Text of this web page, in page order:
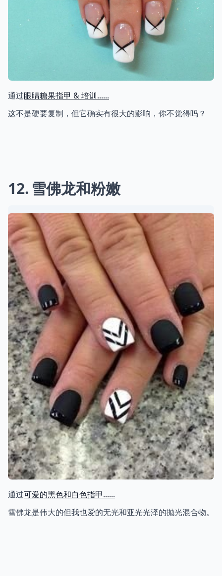
通过眼睛糖果指甲 & 培训......
这不是硬要复制，但它确实有很大的影响，你不觉得吗？
12 雪佛龙和粉嫩
通过可爱的黑色和白色指甲......
雪佛龙是伟大的但我也爱的无光和亚光光泽的抛光混合物。